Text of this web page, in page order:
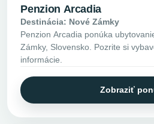
Penzion Arcadia
Destinácia: Nové Zámky
Penzion Arcadia ponúka
Zámky, Slovensko. Pozrite si
informácie.
Zobraziť